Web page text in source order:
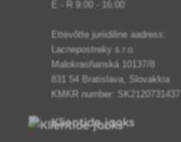
E - R 9:00 - 16:00
Ettevõtte juriidiline aadress:
Lacnepostreky s.r.o.
Malokrasňanská 10137/8
831 54 Bratislava, Slovakkia
KMKR number: SK2120731437
Klientide jaoks